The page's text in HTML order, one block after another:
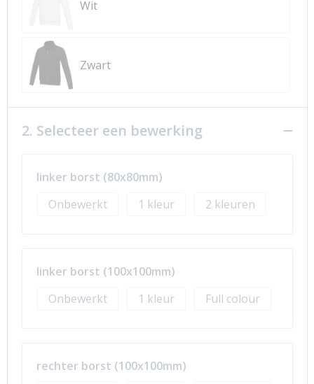
Wit
Zwart
2. Selecteer een bewerking
linker borst (80x80mm)
Onbewerkt
1 2
linker borst (100x100mm)
Onbewerkt
1 Full colour
rechter borst (100x100mm)